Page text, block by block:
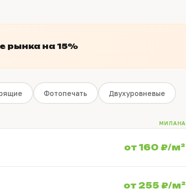
на 15%
Фотопечать Двухуровневые
МИЛАНА
от 160 ₽/м²
от 255 ₽/м²